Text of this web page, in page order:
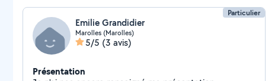
Particulier
Emilie Grandidier
Marolles (Marolles)
5/5 (3 avis)
Présentation